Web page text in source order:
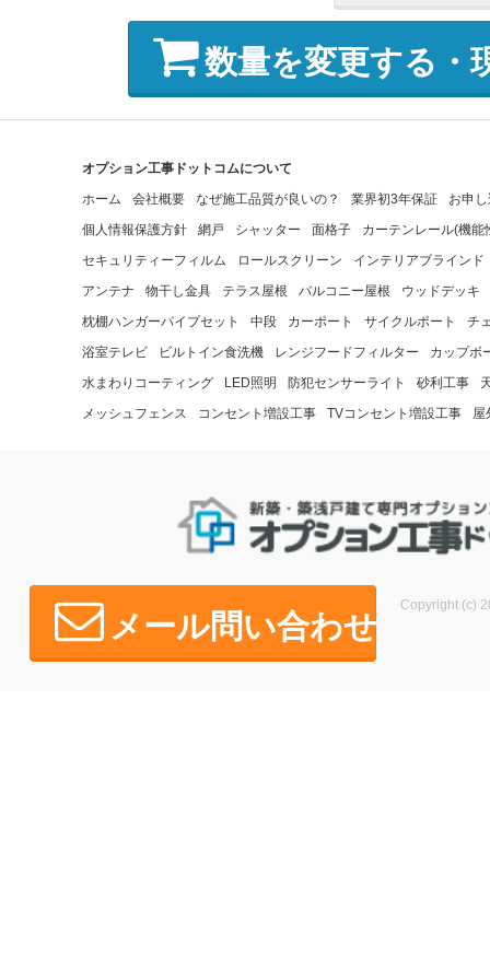
数量を変更する・
オプション工事ドットコムについて
ホーム
会社概要 なぜ施工品質が良いの？ 業界初3年保証
お申
個人情報保護方針
網戸 シャッター 面格子
カーテンレール(機能
セキュリティーフィルム
ロールスクリーン
インテリアブラインド
アンテナ
物干し金具 テラス屋根 バルコニー屋根
ウッドデッキ
枕棚ハンガーパイプセット
中段 カーポート サイクルポート
チ
浴室テレビ
ビルトイン食洗機 レンジフードフィルター
カップボ
水まわりコーティング
LED照明 防犯センサーライト 砂利工事
メッシュフェンス
コンセント増設工事 TVコンセント増設工事 屋
メール問い合わせ
Copyright (c)